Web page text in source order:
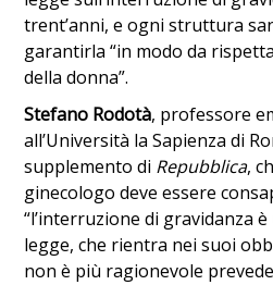
trent’anni, e ogni struttura
garantirla “in modo da
della donna”.
Stefano Rodotà, professore
all’Università la Sapienza di
supplemento di Repubblica,
ginecologo deve essere
“l’interruzione di gravidanza
legge, che rientra nei suoi
non è più ragionevole